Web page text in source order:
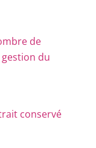
de
du
conservé